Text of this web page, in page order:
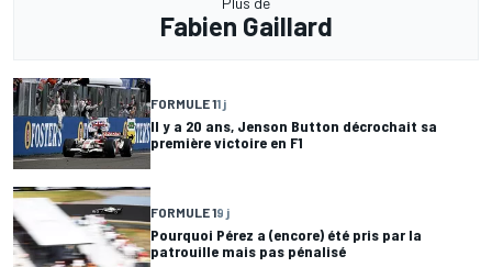
Fabien Gaillard
FORMULE 11 j
Il y a 20 ans, Jenson Button décrochait sa
première victoire en F1
FORMULE 19 j
Pourquoi Pérez a (encore) été pris par la
patrouille mais pas pénalisé